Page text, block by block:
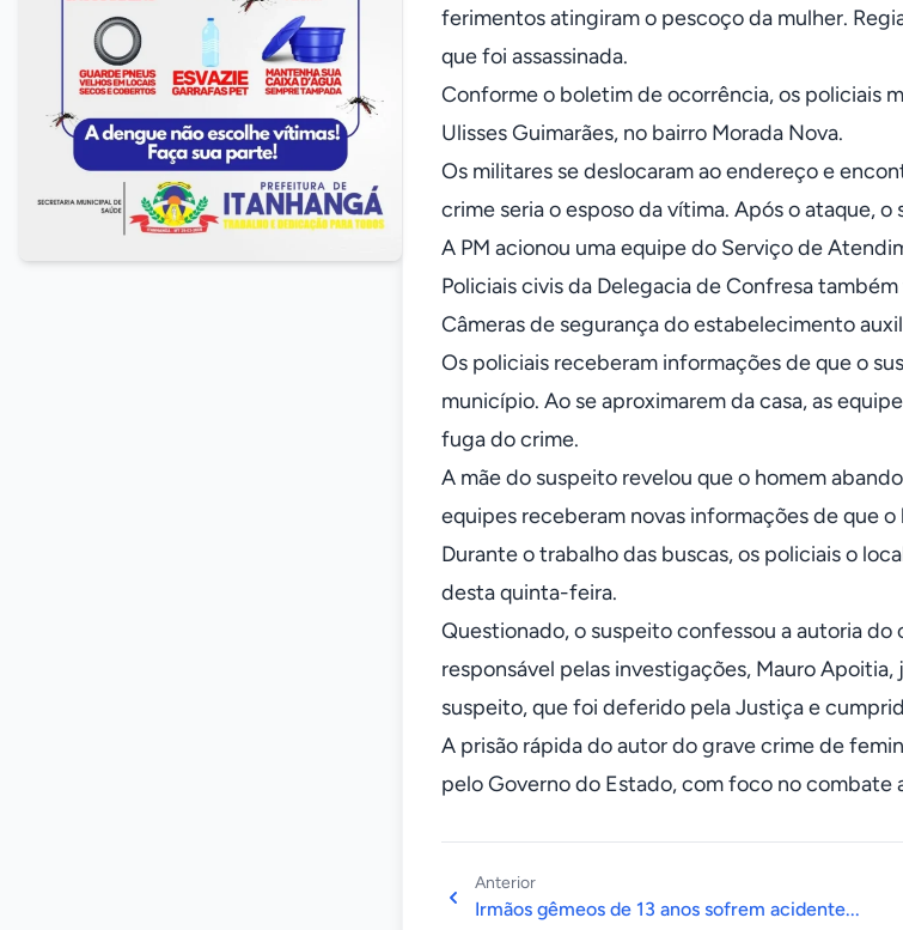
ferimentos atingiram o pescoço da mulher.
que foi assassinada.
Conforme o boletim de ocorrência, os policiais
Ulisses Guimarães, no bairro Morada Nova.
Os militares se deslocaram ao endereço e
crime seria o esposo da vítima. Após o ataque,
A PM acionou uma equipe do Serviço de
Policiais civis da Delegacia de Confresa
Câmeras de segurança do estabelecimento
Os policiais receberam informações de que o
município. Ao se aproximarem da casa, as
fuga do crime.
A mãe do suspeito revelou que o homem
equipes receberam novas informações de que
Durante o trabalho das buscas, os policiais o
desta quinta-feira.
Questionado, o suspeito confessou a autoria
responsável pelas investigações, Mauro
suspeito, que foi deferido pela Justiça e
A prisão rápida do autor do grave crime de
pelo Governo do Estado, com foco no combate
Anterior
Irmãos gêmeos de 13 anos sofrem acidente...